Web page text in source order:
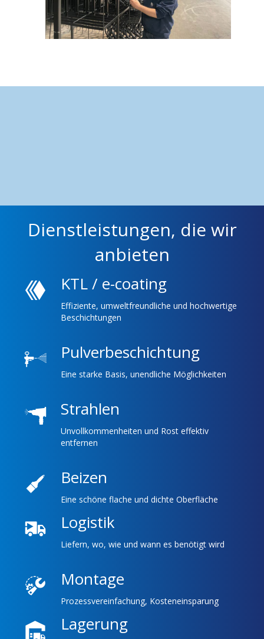
Dienstleistungen, die wir
anbieten
KTL / e-coating
Effiziente, umweltfreundliche und hochwertige
Beschichtungen
Pulverbeschichtung
Eine starke Basis, unendliche Möglichkeiten
Strahlen
Unvollkommenheiten und Rost effektiv
entfernen
Beizen
Eine schöne flache und dichte Oberfläche
Logistik
Liefern, wo, wie und wann es benötigt wird
Montage
Prozessvereinfachung, Kosteneinsparung
Lagerung